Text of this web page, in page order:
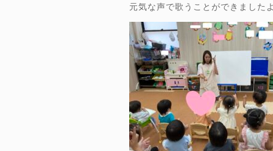
元気な声で歌うことができました